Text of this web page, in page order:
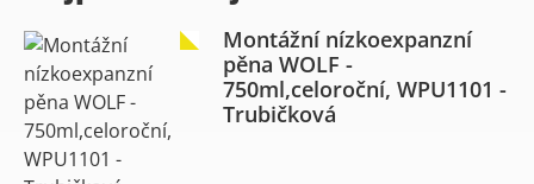
Montážní nízkoexpanzní
pěna WOLF -
750ml,celoroční, WPU1101 -
Trubičková